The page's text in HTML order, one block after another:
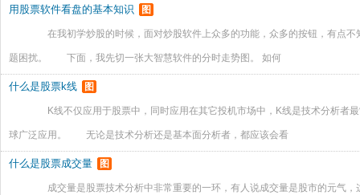
用股票软件看盘的基本知识 图
在我初学炒股的时候，面对炒股软件上众多的功能，众多的按钮，有点不
题困扰。 下面，我先切一张大智慧软件的分时走势图。 如何
什么是股票k线 图
K线不仅应用于股票中，同时应用在其它投机市场中，K线是技术分析者
球广泛应用。 无论是技术分析还是基本面分析者，都应该会看
什么是股票成交量 图
成交量是股票技术分析中非常重要的一环，有人说成交量是股市的元气